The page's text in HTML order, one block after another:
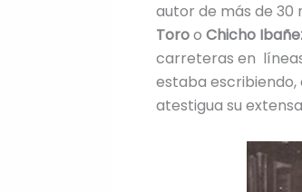
autor de más de 30
Toroo Chicho
carreteras en
estaba escribiendo,
atestigua su